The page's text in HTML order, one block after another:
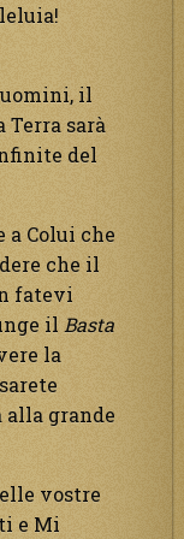
il
Terra sarà
del
Colui che
che il
fatevi
il Basta
la
grande
vostre
e Mi